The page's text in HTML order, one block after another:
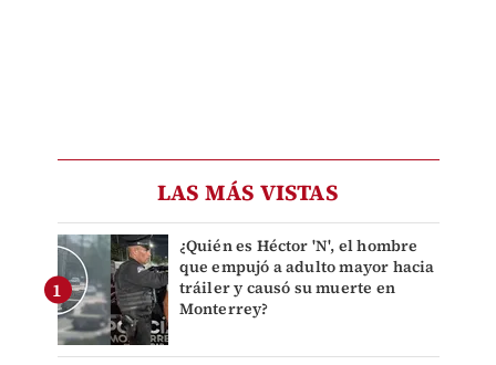
LAS MÁS VISTAS
¿Quién es Héctor 'N', el hombre
que empujó a adulto mayor hacia
tráiler y causó su muerte en
Monterrey?